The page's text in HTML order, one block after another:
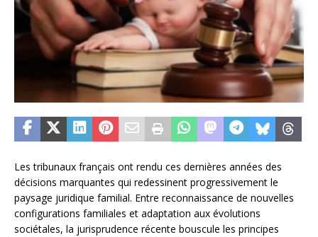
Les tribunaux français ont rendu ces dernières années des
décisions marquantes qui redessinent progressivement le
paysage juridique familial. Entre reconnaissance de nouvelles
configurations familiales et adaptation aux évolutions
sociétales, la jurisprudence récente bouscule les principes